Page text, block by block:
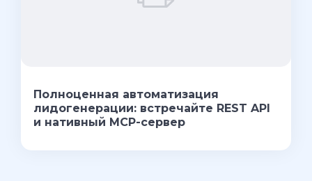
Полноценная автоматизация
лидогенерации: встречайте REST API
и нативный MCP-сервер